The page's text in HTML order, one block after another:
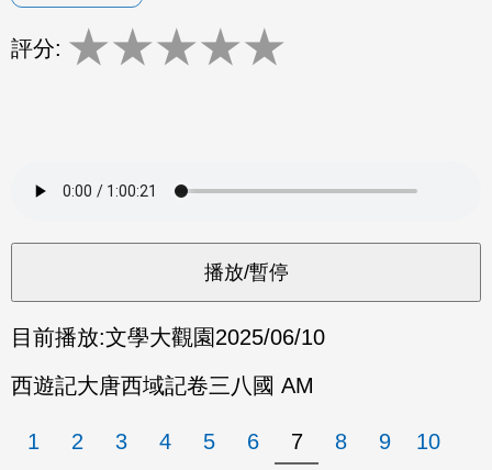
評分: ★★★★★
目前播放:文學大觀園2025/06/10
西遊記大唐西域記卷三八國 AM
1 2 3 4 5 6 7 8 9 10